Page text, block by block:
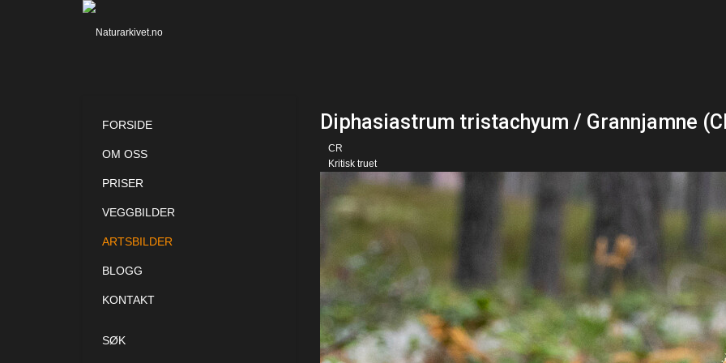
Diphasiastrum tristachyum / Grannjamne
CR
Kritisk truet
FORSIDE
OM OSS
PRISER
VEGGBILDER
ARTSBILDER
BLOGG
KONTAKT
SØK